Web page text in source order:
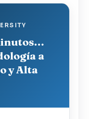
a
y Alta